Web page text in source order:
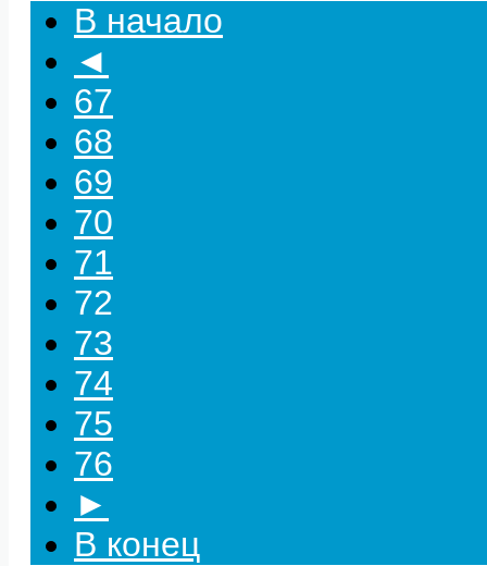
В начало
◄
67
68
69
70
71
72
73
74
75
76
►
В конец